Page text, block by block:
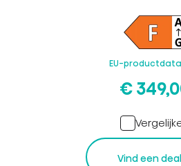
EU-
€
Vind een